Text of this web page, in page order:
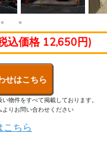
込価格 12,650円)
せはこちら
物件をすべて掲載しております。
りお問い合わせください
こちら